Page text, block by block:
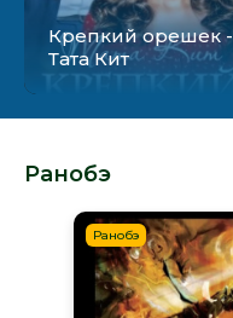
Крепкий орешек -
Тата Кит
Ранобэ
Ранобэ